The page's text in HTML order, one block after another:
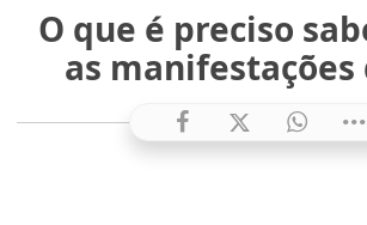
O que é preciso
as manifestações